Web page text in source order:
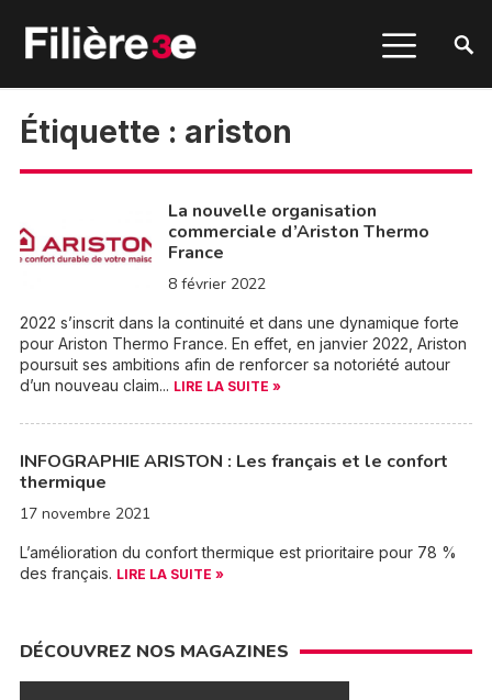
Étiquette : ariston
La nouvelle organisation
commerciale d’Ariston Thermo
France
8 février 2022
2022 s’inscrit dans la continuité et dans une dynamique forte
pour Ariston Thermo France. En effet, en janvier 2022, Ariston
poursuit ses ambitions afin de renforcer sa notoriété autour
d’un nouveau claim... LIRE LA SUITE »
INFOGRAPHIE ARISTON : Les français et le confort
thermique
17 novembre 2021
L’amélioration du confort thermique est prioritaire pour 78 %
des français. LIRE LA SUITE »
DÉCOUVREZ NOS MAGAZINES